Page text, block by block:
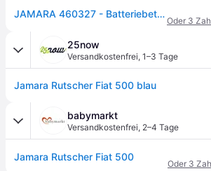
JAMARA 460327 - Batteriebetrieben - Auto - 1 Jahr(e) - 4 Rad/Räder - Schwarz - Blau - 3 Jahr(e)
Oder 3
25now
Versandkostenfrei, 1–3 Tage
Jamara Rutscher Fiat 500 blau
babymarkt
Versandkostenfrei, 2–4 Tage
Jamara Rutscher Fiat 500
Oder 3